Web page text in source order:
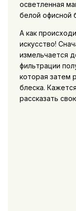
осветленная
белой офисной
А как
искусство!
измельчается
фильтрации
которая затем
блеска.
рассказать